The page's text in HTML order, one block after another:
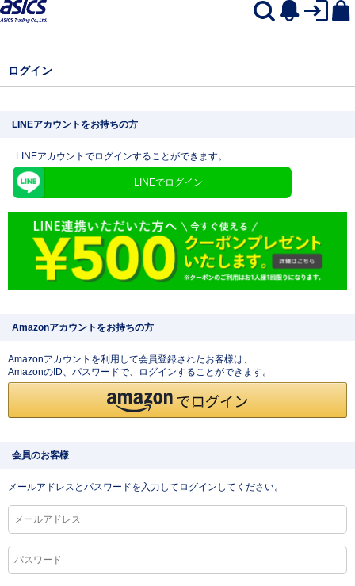
ログイン
LINEアカウントをお持ちの方
LINEアカウントでログインすることができます。
LINEでログイン
Amazonアカウントをお持ちの方
Amazonアカウントを利用して会員登録されたお客様は、
AmazonのID、パスワードで、ログインすることができます。
会員のお客様
メールアドレスとパスワードを入力してログインしてください。